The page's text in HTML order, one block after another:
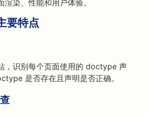
染、性能和用户体验。
要特点
，识别每个页面使用的 doctype 声
是否存在且声明是否正确。